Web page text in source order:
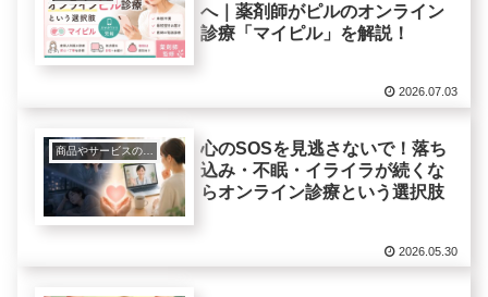
へ｜薬剤師がピルのオンライン
診療「マイピル」を解説！
2026.07.03
心のSOSを見逃さないで！落ち
込み・不眠・イライラが続くな
らオンライン診療という選択肢
2026.05.30